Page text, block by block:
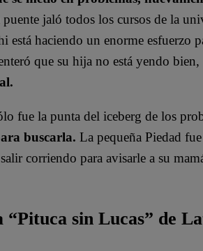
jaló todos los cursos de la
está haciendo un enorme esfuerzo
que su hija no está yendo bien,
fue la punta del iceberg de los
buscarla. La pequeña Piedad
corriendo para avisarle a su
“Pituca sin Lucas” de